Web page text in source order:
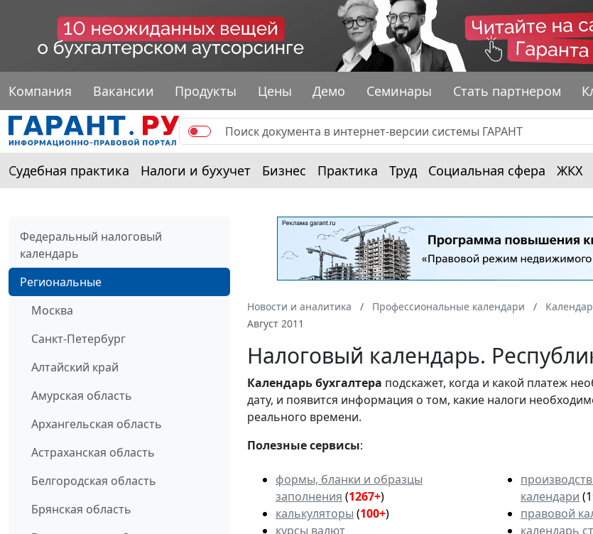
Компания Вакансии Продукты Цены Демо Семинары Стать партнером
Судебная практика Налоги и бухучет Бизнес Практика Труд Социальная сфера ЖКХ
Федеральный налоговый
календарь
Региональные
Москва
Санкт-Петербург
Алтайский край
Амурская область
Архангельская область
Астраханская область
Белгородская область
Брянская область
Новости и аналитика Профессиональные календари
Август 2011
Налоговый календарь.
Календарьбухгалтера подскажет, когда и какой платеж
дату, и появится информация о том, какие налоги
реального времени.
Полезные сервисы:
формы, бланки и образцы
заполнения (1267+)
калькуляторы (100+)
курсы валют
календари
правовой
календарь